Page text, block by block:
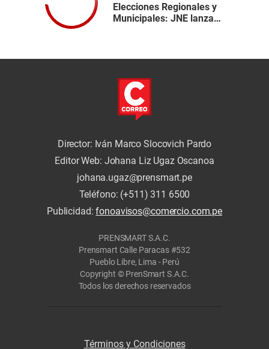
Elecciones Regionales y
Municipales: JNE lanza
Director: Iván Marco Slocovich Pardo
Editor Web: Johana Liz Ugaz Oscanoa
johana.ugaz@prensmart.pe
Teléfono: (+511) 311 6500
Publicidad:fonoavisos@comercio.com.pe
PRENSMART S.A.C.
Prensmart Calle Paracas #532
Pueblo Libre, Lima - Perú
Copyright © PrenSmart S.A.C.
Todos los derechos reservados
Términos y Condiciones